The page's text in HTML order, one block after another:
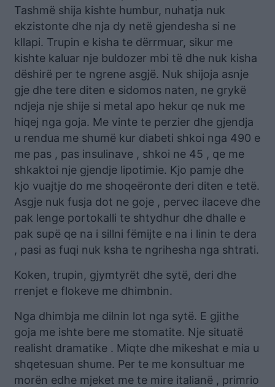
Tashmë shija kishte humbur, nuhatja nuk
ekzistonte dhe nja dy netë gjendesha si ne
kllapi. Trupin e kisha te dërrmuar, sikur me
kishte kaluar nje buldozer mbi të dhe nuk kisha
dëshirë per te ngrene asgjë. Nuk shijoja asnje
gje dhe tere diten e sidomos naten, ne grykë
ndjeja nje shije si metal apo hekur qe nuk me
hiqej nga goja. Me vinte te perzier dhe gjendja
u rendua me shumë kur diabeti shkoi nga 490 e
me pas , pas insulinave , shkoi ne 45 , qe me
shkaktoi nje gjendje lipotimie. Kjo pamje dhe
kjo vuajtje do me shoqeëronte deri diten e tetë.
Asgje nuk fusja dot ne goje , pervec ilaceve dhe
pak lenge portokalli te shtydhur dhe dhalle e
pak supë qe na i sillni fëmijte e na i linin te dera
, pasi as fuqi nuk ksha te ngrihesha nga shtrati.
Koken, trupin, gjymtyrët dhe sytë, deri dhe
rrenjet e flokeve me dhimbnin.
Nga dhimbja me dilnin lot nga sytë. E gjithe
goja me ishte bere me stomatite. Nje situatë
realisht dramatike . Miqte dhe mikeshat e mia u
shqetesuan shume. Per te me konsultuar me
morën edhe mjeket me te mire italianë , primrio